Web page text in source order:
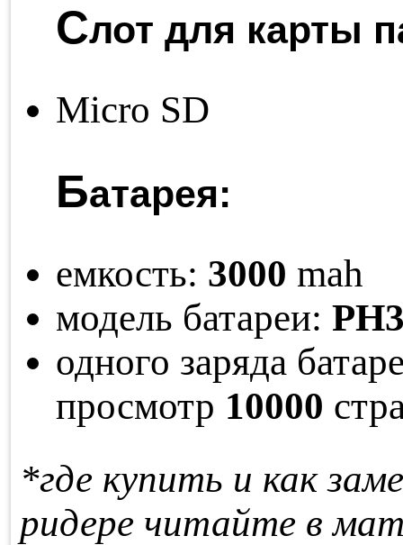
Слот для карты
Micro SD
Батарея:
емкость: 3000 mah
модель батареи:
одного заряда
про­смотр 10000
*где купить и как
ри­де­ре чи­тай­те в